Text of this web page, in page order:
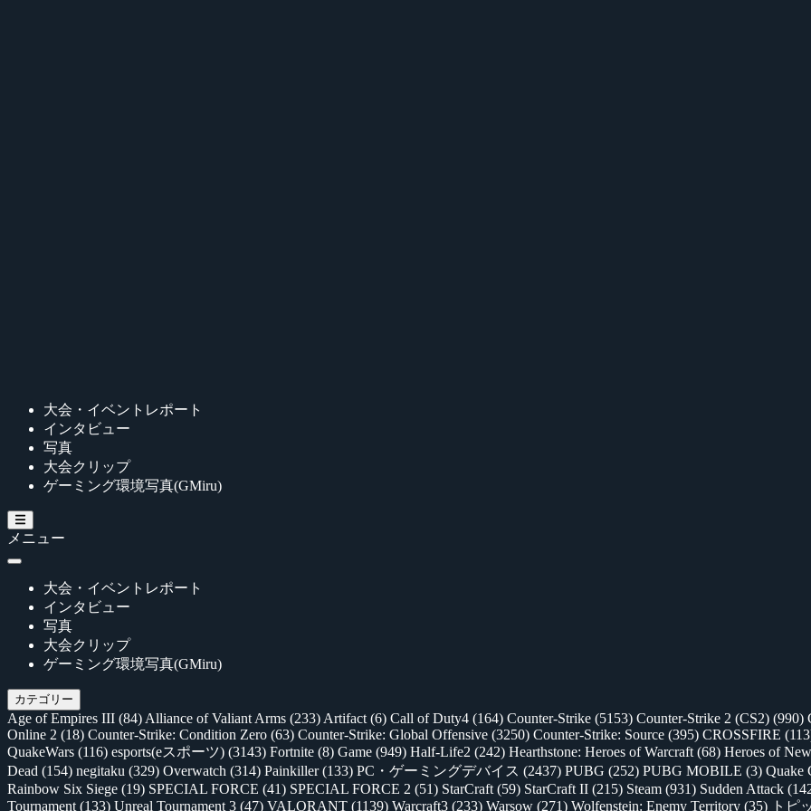
大会・イベントレポート
インタビュー
写真
大会クリップ
ゲーミング環境写真(GMiru)
メニュー
大会・イベントレポート
インタビュー
写真
大会クリップ
ゲーミング環境写真(GMiru)
カテゴリー
Age of Empires III (84) Alliance of Valiant Arms (233) Artifact (6) Call of Duty4 (164) Counter-Strike (5153) Counter-Strike 2 (CS2) (990)
Online 2 (18) Counter-Strike: Condition Zero (63) Counter-Strike: Global Offensive (3250) Counter-Strike: Source (395) CROSSFIRE
QuakeWars (116) esports(eスポーツ) (3143) Fortnite (8) Game (949) Half-Life2 (242) Hearthstone: Heroes of Warcraft (68) Heroes of
Dead (154) negitaku (329) Overwatch (314) Painkiller(133) PC・ゲーミングデバイス (2437) PUBG (252) PUBG MOBILE (3) Quake
Rainbow Six Siege (19) SPECIAL FORCE (41) SPECIAL FORCE 2 (51) StarCraft (59) StarCraft II (215) Steam (931) Sudden Attack
Tournament (133) Unreal Tournament 3 (47) VALORANT (1139) Warcraft3 (233) Warsow (271) Wolfenstein: Enemy Territory (35) トピ